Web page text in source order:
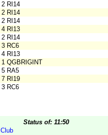
2 RI14
2 RI14
2 RI14
4 RI13
2 RI14
3 RC6
4 RI13
1 QGBRIGINT
5 RA5
7 RI19
3 RC6
Status of: 11:50
Club